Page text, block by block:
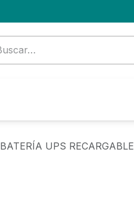
BATERÍA UPS RECARGABLE